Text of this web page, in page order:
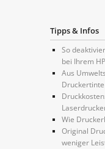
Tipps & Infos
So
bei Ihrem
Aus
Wie
Original
weniger